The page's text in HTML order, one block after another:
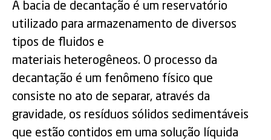
A bacia de decantação é um reservatório
utilizado para armazenamento de diversos
tipos de fluidos e
materiais heterogêneos. O processo da
decantação é um fenômeno físico que
consiste no ato de separar, através da
gravidade, os resíduos sólidos sedimentáveis
que estão contidos em uma solução líquida